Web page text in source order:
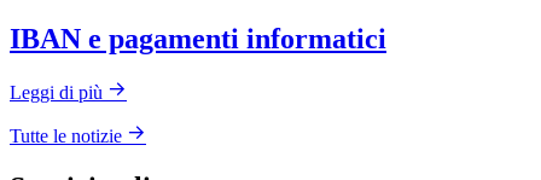
IBAN e pagamenti informatici
Leggi di più
Tutte le notizie